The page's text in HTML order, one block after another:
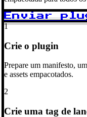
Enviar
1
Crie o plugin
Prepare um manifesto,
e assets empacotados.
2
Crie uma tag de